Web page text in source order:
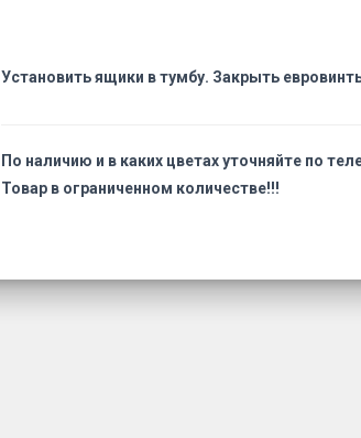
Установить ящики в тумбу. Закрыть
По наличию и в каких цветах уточняйте по
Товар в ограниченном количестве!!!